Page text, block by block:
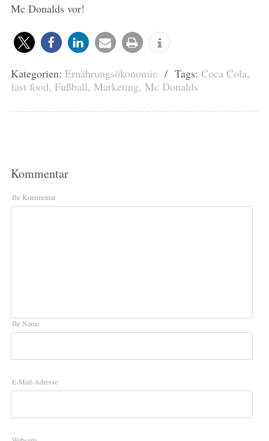
Mc Donalds vor!
Kategorien: Ernährungsökonomie/ Tags: Coca Cola,
fast food, Fußball, Marketing, Mc Donalds
Kommentar
Ihr Kommentar
Ihr Name
E-Mail-Adresse